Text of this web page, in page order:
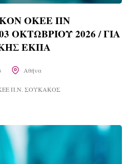
ΟΚΕΕ ΠΝ
ΟΚΤΩΒΡΙΟΥ 2026 / ΓΙΑ
ΕΚΠA
Αθήνα
Π.Ν. ΣΟΥΚΑΚΟΣ